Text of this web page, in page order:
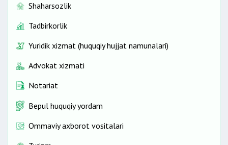
Shaharsozlik
Tadbirkorlik
Yuridik xizmat (huquqiy hujjat namunalari)
Advokat xizmati
Notariat
Bepul huquqiy yordam
Ommaviy axborot vositalari